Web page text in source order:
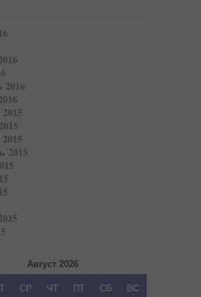
2015
Август 2026
СР ЧТ ПТ СБ ВС